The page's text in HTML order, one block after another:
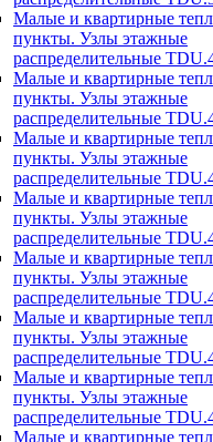
Малые и квартирные
пункты. Узлы этажные
распределительные
Малые и квартирные
пункты. Узлы этажные
распределительные
Малые и квартирные
пункты. Узлы этажные
распределительные
Малые и квартирные
пункты. Узлы этажные
распределительные
Малые и квартирные
пункты. Узлы этажные
распределительные
Малые и квартирные
пункты. Узлы этажные
распределительные
Малые и квартирные
пункты. Узлы этажные
распределительные
Малые и квартирные